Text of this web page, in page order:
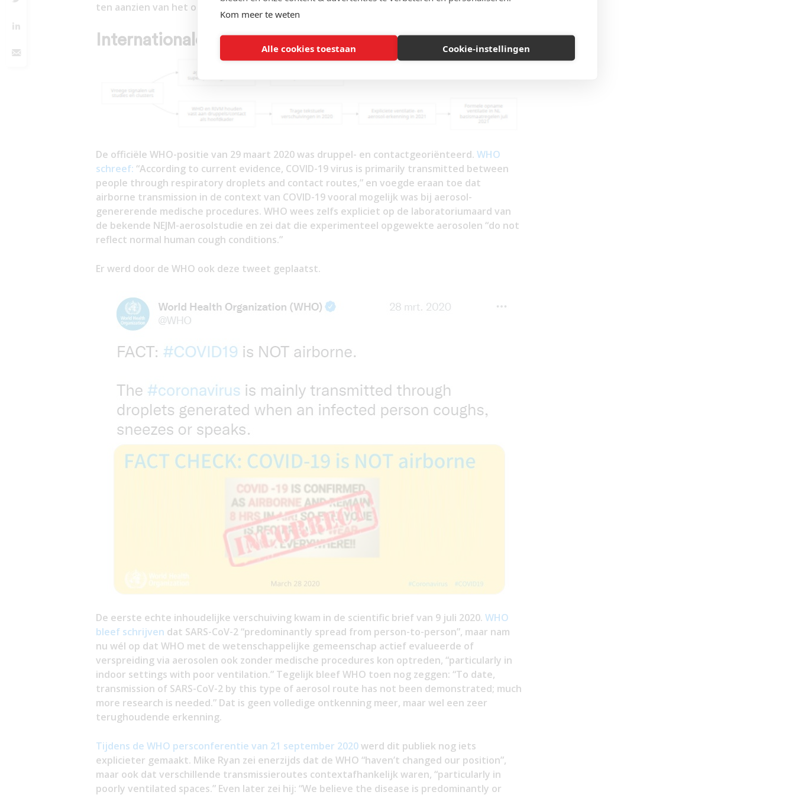
Kom meer te weten
Alle cookies toestaan Cookie-instellingen
ten aanzien van het onderkennen van deze verspreiding van het virus
Internationale tijdlijn en omslag bij WHO
De officiële WHO-positie van 29 maart 2020 was druppel- en contactgeoriënteerd. WHO
schreef: “According to current evidence, COVID-19 virus is primarily transmitted between
people through respiratory droplets and contact routes,” en voegde eraan toe dat
airborne transmission in de context van COVID-19 vooral mogelijk was bij aerosol-
genererende medische procedures. WHO wees zelfs expliciet op de laboratoriumaard van
de bekende NEJM-aerosolstudie en zei dat die experimenteel opgewekte aerosolen “do not
reflect normal human cough conditions.”
Er werd door de WHO ook deze tweet geplaatst.
De eerste echte inhoudelijke verschuiving kwam in de scientific brief van 9 juli 2020. WHO
bleef schrijven dat SARS-CoV-2 “predominantly spread from person-to-person”, maar nam
nu wél op dat WHO met de wetenschappelijke gemeenschap actief evalueerde of
verspreiding via aerosolen ook zonder medische procedures kon optreden, “particularly in
indoor settings with poor ventilation.” Tegelijk bleef WHO toen nog zeggen: “To date,
transmission of SARS-CoV-2 by this type of aerosol route has not been demonstrated; much
more research is needed.” Dat is geen volledige ontkenning meer, maar wel een zeer
terughoudende erkenning.
Tijdens de WHO persconferentie van 21 september 2020werd dit publiek nog iets
explicieter gemaakt. Mike Ryan zei enerzijds dat de WHO “haven’t changed our position”,
maar ook dat verschillende transmissieroutes contextafhankelijk waren, “particularly in
poorly ventilated spaces.” Even later zei hij: “We believe the disease is predominantly or